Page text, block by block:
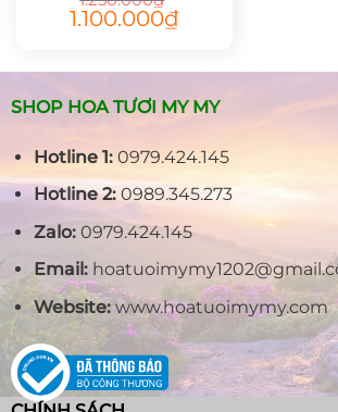
Giá
gốc
1.100.000₫Giá
1.100.000₫.
SHOP HOA TƯƠI MY MY
Hotline 1:0979.424.145
Hotline 2:0989.345.273
Zalo:0979.424.145
Email:
Website:www.hoatuoimymy.com